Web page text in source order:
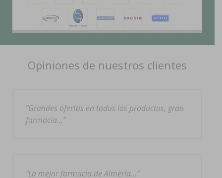
Opiniones de nuestros clientes
Grandes ofertas en todos los productos, gran
farmacia…
La mejor farmacia de Almería…